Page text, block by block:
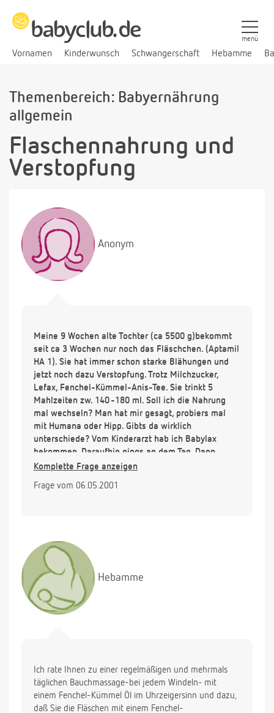
Vornamen Kinderwunsch Schwangerschaft Hebamme
menü
Themenbereich: Babyernährung
allgemein
Flaschennahrung und
Verstopfung
Anonym
Meine 9 Wochen alte Tochter (ca 5500 g)bekommt
seit ca 3 Wochen nur noch das Fläschchen. (Aptamil
HA 1). Sie hat immer schon starke Blähungen und
jetzt noch dazu Verstopfung. Trotz Milchzucker,
Lefax, Fenchel-Kümmel-Anis-Tee. Sie trinkt 5
Mahlzeiten zw. 140 -180 ml. Soll ich die Nahrung
mal wechseln? Man hat mir gesagt, probiers mal
mit Humana oder Hipp. Gibts da wirklich
unterschiede? Vom Kinderarzt hab ich Babylax
bekommen. Daraufhin gings an dem Tag. Dann
wieder 3 Tage nicht. Der Stuhl ist sehr dicker
Komplette Frage anzeigen
Frage vom 06.05.2001
Hebamme
Ich rate Ihnen zu einer regelmäßigen und mehrmals
täglichen Bauchmassage-bei jedem Windeln- mit
einem Fenchel-Kümmel Öl im Uhrzeigersinn und dazu,
daß Sie die Fläschen mit einem Fenchel-